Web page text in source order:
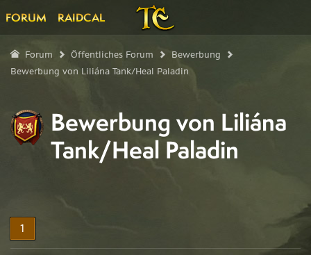
FORUM RAIDCAL
Forum Öffentliches Forum
Bewerbung
Bewerbung von Liliána Tank/Heal Paladin
Bewerbung von Liliána
Tank/Heal Paladin
1